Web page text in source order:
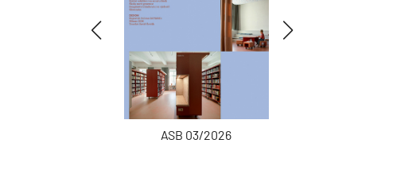
ASB 03/2026